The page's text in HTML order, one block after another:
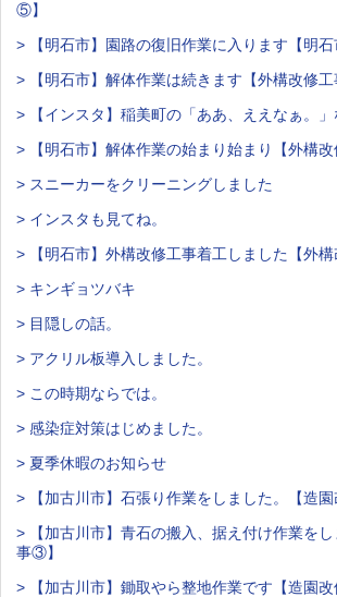
⑤】
> 【明石市】園路の復旧作業に入ります【明
> 【明石市】解体作業は続きます【外構改修工
> 【インスタ】稲美町の「ああ、ええなぁ。」
> 【明石市】解体作業の始まり始まり【外構改
> スニーカーをクリーニングしました
> インスタも見てね。
> 【明石市】外構改修工事着工しました【外構
> キンギョツバキ
> 目隠しの話。
> アクリル板導入しました。
> この時期ならでは。
> 感染症対策はじめました。
> 夏季休暇のお知らせ
> 【加古川市】石張り作業をしました。【造園
> 【加古川市】青石の搬入、据え付け作業を
事③】
> 【加古川市】鋤取やら整地作業です【造園改